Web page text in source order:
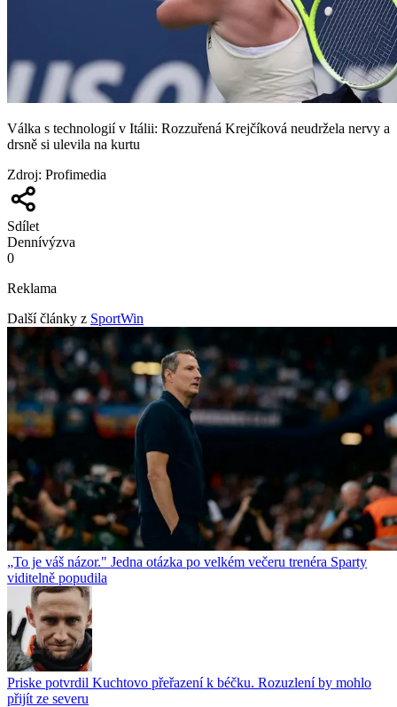
Válka s technologií v Itálii: Rozzuřená Krejčíková neudržela nervy a
drsně si ulevila na kurtu
Zdroj: Profimedia
Sdílet
Dennívýzva
0
Reklama
Další články z SportWin
„To je váš názor." Jedna otázka po velkém večeru trenéra Sparty
viditelně popudila
Priske potvrdil Kuchtovo přeřazení k béčku. Rozuzlení by mohlo
přijít ze severu